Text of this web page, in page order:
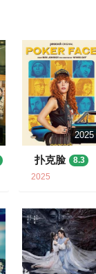
2025
扑克脸
8.3
2025